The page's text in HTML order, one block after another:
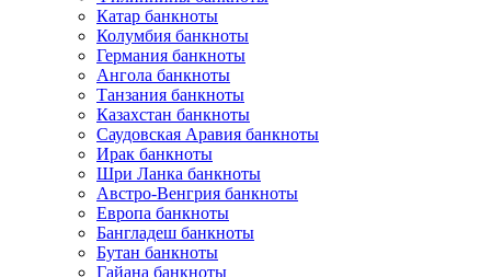
Катар банкноты
Колумбия банкноты
Германия банкноты
Ангола банкноты
Танзания банкноты
Казахстан банкноты
Саудовская Аравия банкноты
Ирак банкноты
Шри Ланка банкноты
Австро-Венгрия банкноты
Европа банкноты
Бангладеш банкноты
Бутан банкноты
Гайана банкноты